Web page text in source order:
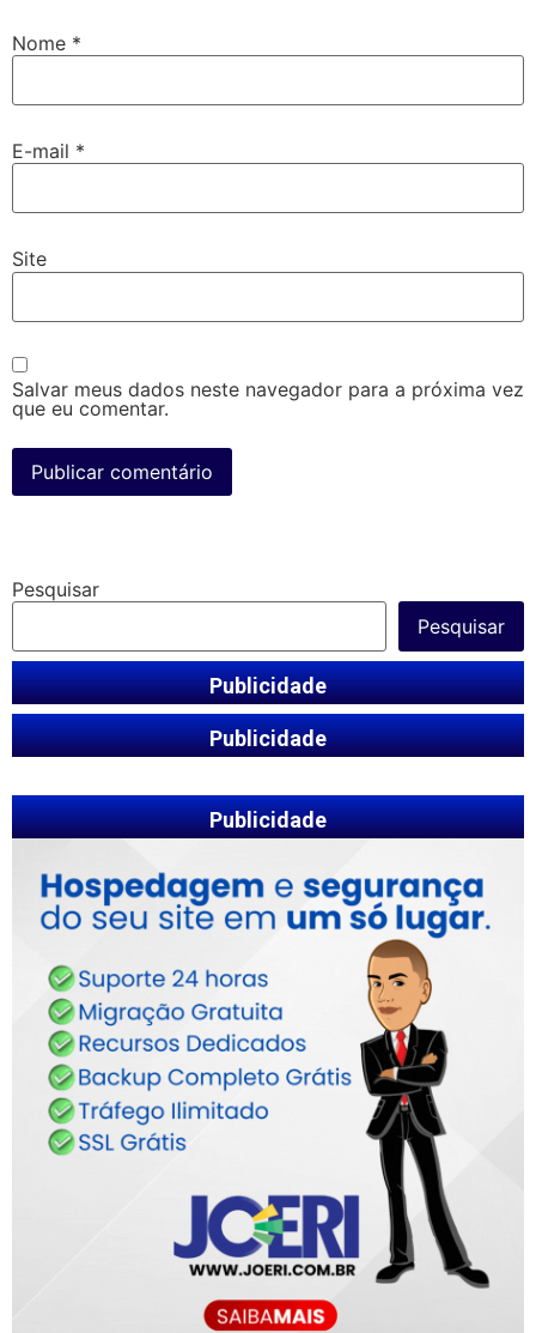
Nome *
E-mail *
Site
Salvar meus dados neste navegador para a próxima vez
que eu comentar.
Pesquisar
Pesquisar
Publicidade
Publicidade
Publicidade